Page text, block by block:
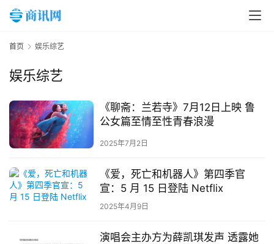
首
新
首页 娱乐综艺
娱乐综艺
《聊斋：兰若寺》7月12日上映 鲁
公女篇至情至性青春浪漫
2025年7月2日
《爱，死亡和机器人》第四季官
宣：5 月 15 日登陆 Netflix
2025年4月9日
演唱会主办方为薛凯琪发声 透露她